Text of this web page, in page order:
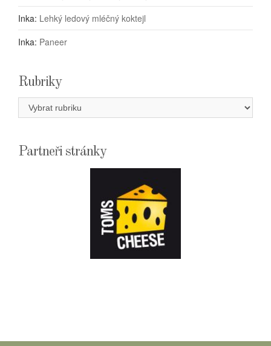
Inka: Lehký ledový mléčný koktejl
Inka: Paneer
Rubriky
Rubriky
Partneři stránky